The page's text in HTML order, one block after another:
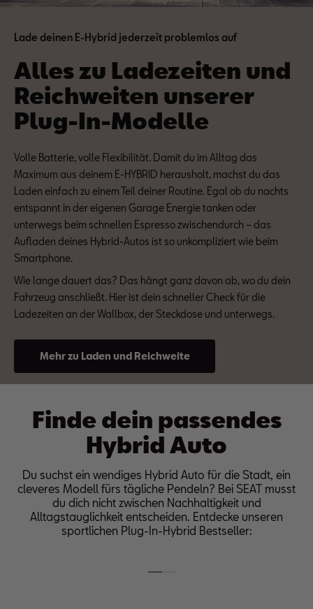
Lade deinen E-Hybrid jederzeit problem­los auf
Alles zu Ladezeiten und
Reichweiten unserer
Plug-In-Modelle
Volle Batterie, volle Flexibilität. Damit du im Alltag das
Maximum aus deinem E-HYBRID herausholt, machst du das
Laden einfach zu einem Teil deiner Routine. Egal ob du nachts
entspannt in der eigenen Garage Energie tanken oder
unterwegs beim schnellen Espresso zwischendurch – das
Aufladen deines Hybrid-Autos ist so unkompliziert wie beim
Smartphone.
Wie lange dauert das? Das hängt ganz davon ab, wo du dein
Fahrzeug anschließt. Hier ist dein schneller Check für die
Ladezeiten an der Wallbox, der Steckdose und unterwegs.
Mehr zu Laden und Reichweite
Finde dein passendes
Hybrid Auto
Du suchst ein wendiges Hybrid Auto für die Stadt, ein
cleveres Modell fürs tägliche Pendeln? Bei SEAT musst
du dich nicht zwischen Nachhaltigkeit und
Alltagstauglichkeit entscheiden. Entdecke unseren
sportlichen Plug-In-Hybrid Bestseller: